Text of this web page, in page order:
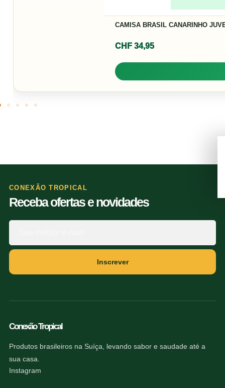
CAMISA BRASIL CANARINHO
CHF34,95
CONEXÃO TROPICAL
Receba ofertas e novidades
Inscrever
Conexão Tropical
Produtos brasileiros na Suíça, levando sabor e saudade até a
sua casa.
Instagram